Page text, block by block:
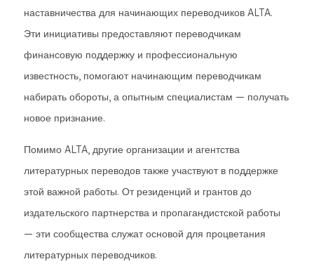
наставничества для начинающих переводчиков ALTA.
Эти инициативы предоставляют переводчикам
финансовую поддержку и профессиональную
известность, помогают начинающим переводчикам
набирать обороты, а опытным специалистам — получать
новое признание.
Помимо ALTA, другие организации и агентства
литературных переводов также участвуют в поддержке
этой важной работы. От резиденций и грантов до
издательского партнерства и пропагандистской работы
— эти сообщества служат основой для процветания
литературных переводчиков.